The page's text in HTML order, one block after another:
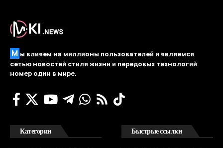
М ы влияем на миллионы пользователей и являемся
сетью новостей стиля жизни и передовых технологий
номер один в мире.
Категории Быстрые ссылки